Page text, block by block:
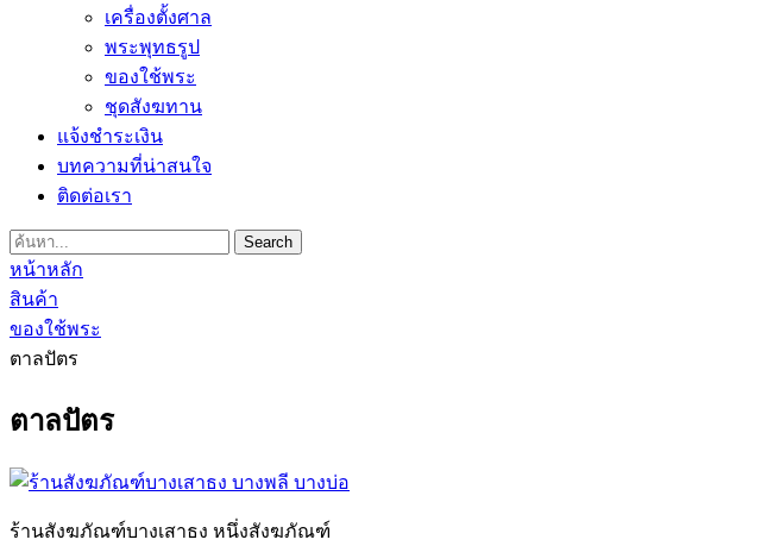
เครื่องตั้งศาล
พระพุทธรูป
ของใช้พระ
ชุดสังฆทาน
แจ้งชำระเงิน
บทความที่น่าสนใจ
ติดต่อเรา
Search
หน้าหลัก
สินค้า
ของใช้พระ
ตาลปัตร
ตาลปัตร
ร้านสังฆภัณฑ์บางเสาธง หนึ่งสังฆภัณฑ์